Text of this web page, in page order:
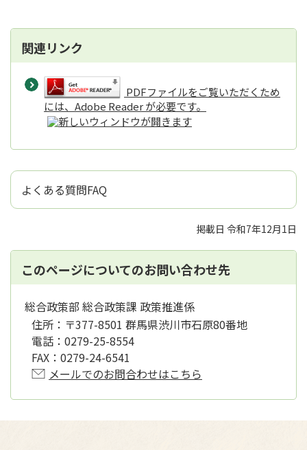
関連リンク
PDFファイルをご覧いただくため
には、Adobe Reader が必要です。
よくある質問FAQ
掲載日 令和7年12月1日
このページについてのお問い合わせ先
総合政策部 総合政策課 政策推進係
住所： 〒377-8501 群馬県渋川市石原80番地
電話： 0279-25-8554
FAX： 0279-24-6541
メールでのお問合わせはこちら